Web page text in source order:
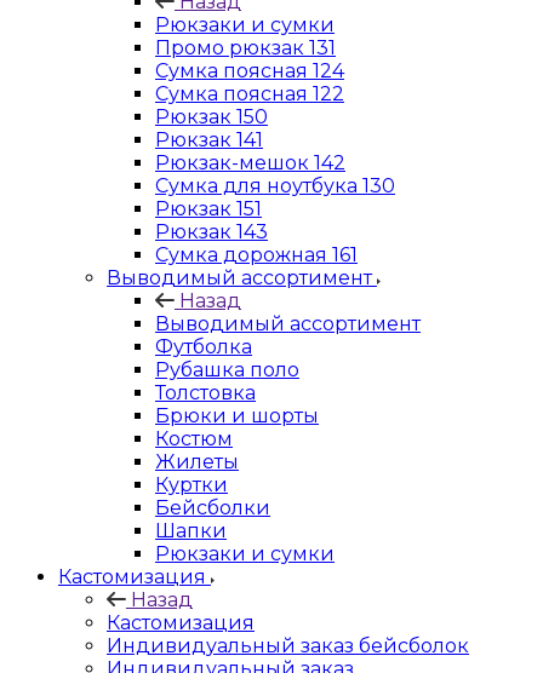
Рюкзаки и сумки
Промо рюкзак 131
Сумка поясная 124
Сумка поясная 122
Рюкзак 150
Рюкзак 141
Рюкзак-мешок 142
Сумка для ноутбука 130
Рюкзак 151
Рюкзак 143
Сумка дорожная 161
Выводимый ассортимент
Назад
Выводимый ассортимент
Футболка
Рубашка поло
Толстовка
Брюки и шорты
Костюм
Жилеты
Куртки
Бейсболки
Шапки
Рюкзаки и сумки
Кастомизация
Назад
Кастомизация
Индивидуальный заказ бейсболок